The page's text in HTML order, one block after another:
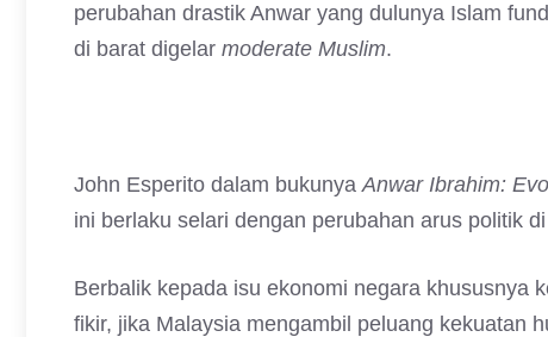
perubahan drastik Anwar yang dulunya Islam
di barat digelar moderate Muslim.
John Esperito dalam bukunyaAnwar Ibrahim:
ini berlaku selari dengan perubahan arus politik
Berbalik kepada isu ekonomi negara khususnya
fikir, jika Malaysia mengambil peluang kekuatan